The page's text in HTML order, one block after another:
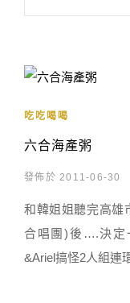
吃吃喝喝
六合海產粥
發佈於 2011-06-30
和韓姐姐聽完高雄
合唱團)後….決定
&Ariel搞怪2人組連